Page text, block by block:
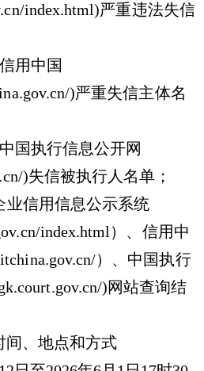
index.html)严重违法失信
用中国
)严重失信主体名
国执行信息公开网
)失信被执行人名单；
业信用信息公示系统
index.html）、信用中
）、中国执行
)网站查询结
间、地点和方式